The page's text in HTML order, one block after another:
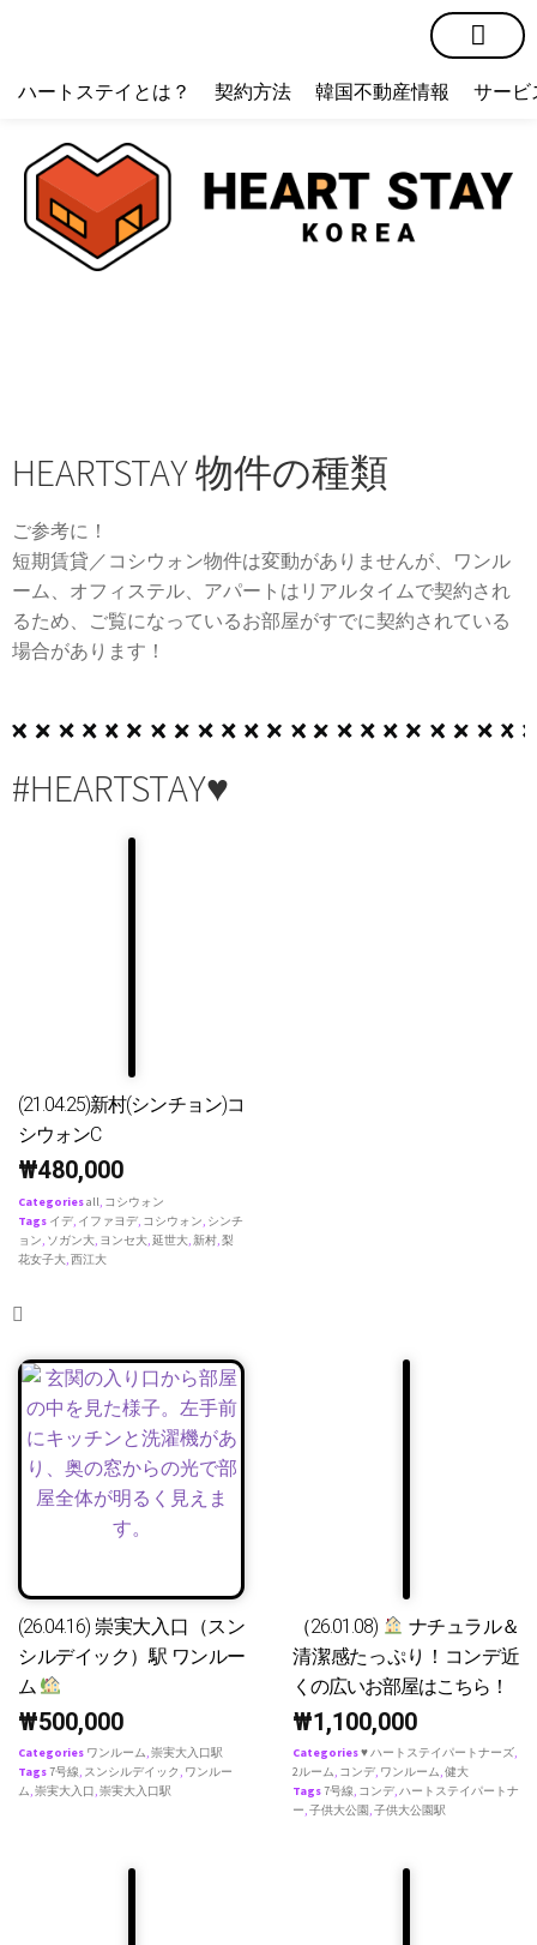
ハートステイとは？ 契約方法 韓国不動産情報 サービ
HEARTSTAY 物件の種類
ご参考に！
短期賃貸／コシウォン物件は変動がありませんが、ワンル
ーム、オフィステル、アパートはリアルタイムで契約され
るため、ご覧になっているお部屋がすでに契約されている
場合があります！
#HEARTSTAY♥
(21.04.25)新村(シンチョン)コ
シウォンC
₩480,000
Categoriesall コシウォン
Tags イデ イファヨデ コシウォン シンチ
ョン ソガン大 ヨンセ大 延世大 新村 梨
花女子大 西江大
(26.04.16) 崇実大入口（スン
シルデイック）駅 ワンルー
ム
₩500,000
Categories ワンルーム,崇実大入口駅
Tags7号線, スンシルデイック , ワンルー
ム,崇実大入口,崇実大入口駅
（26.01.08)
ナチュラル＆
清潔感たっぷり！コンデ近
くの広いお部屋はこちら！
₩1,100,000
Categories♥ ハートステイパートナーズ,
2ルーム, コンデ, ワンルーム,健大
Tags7号線, コンデ,ハートステイパートナ
ー,子供大公園,子供大公園駅